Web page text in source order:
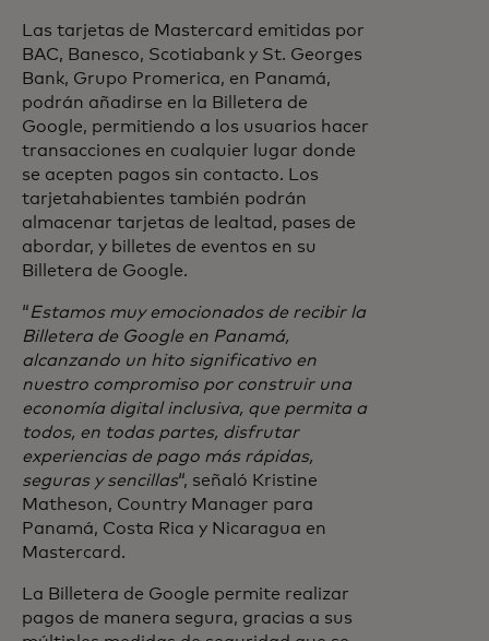
Las tarjetas de Mastercard emitidas por
BAC, Banesco, Scotiabank y St. Georges
Bank, Grupo Promerica, en Panamá,
podrán añadirse en la Billetera de
Google, permitiendo a los usuarios hacer
transacciones en cualquier lugar donde
se acepten pagos sin contacto. Los
tarjetahabientes también podrán
almacenar tarjetas de lealtad, pases de
abordar, y billetes de eventos en su
Billetera de Google.
“Estamos muy emocionados de recibir la
Billetera de Google en Panamá,
alcanzando un hito significativo en
nuestro compromiso por construir una
economía digital inclusiva, que permita a
todos, en todas partes, disfrutar
experiencias de pago más rápidas,
seguras y sencillas“, señaló Kristine
Matheson, Country Manager para
Panamá, Costa Rica y Nicaragua en
Mastercard.
La Billetera de Google permite realizar
pagos de manera segura, gracias a sus